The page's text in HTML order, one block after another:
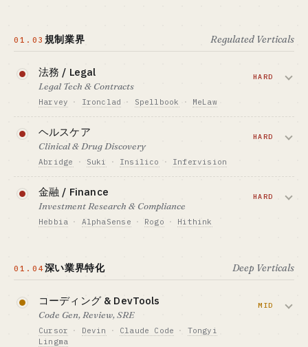
ベンチマーク · BENCHMARK
向いている人 · BEST FIT
ネット感度の高いひとり・コミュニティ運営
向きに強い人
詳しく読む →
GTM · 売り方
ベンチマーク · BENCHMARK
Mercor の初期 ARR ~$75M
向いている人 · BEST FIT
業界経験の厚い人（HR・採用のネットワーク
は検索の枠を超え、agent プラットフォー
必要資金の目安 · CAPITAL
$400K-4M
エンタープライズ営業 + シートライセンス
ベンチマーク · BENCHMARK
Glean $250M+ ARR · YoY +182% · $7.2B 評価
額
向いている人 · BEST FIT
業界経験の厚い人 + ひとりエンジニア（SMB
向け）
01.03 規制業界 Regulated Verticals
法務 / Legal
Legal Tech & Contracts
Harvey · Ironclad · Spellbook · MeLaw
ンスをカバーします。Harvey がトップ
100 法律事務所を押さえる一方、中堅事
務所や社内法務にはまだ空白がありま
必要資金の目安 · CAPITAL
$400K-4M + 法律事務所との関係
2M
向いている人 · BEST FIT
業界経験の厚い人（法律事務所の人脈がある
人）
HARD
ヘルスケア
Clinical & Drug Discovery
Abridge · Suki · Insilico · Infervision
準ケアです。HIPAA 準拠が必須で、病院
の営業サイクルは 18〜24 か月に及びま
す。
$4M+ · HIPAA / 臨床コンプライアンス対応
病院営業 · ACV $500K-5M
ベンチマーク · BENCHMARK
を受賞
HARD
金融 / Finance
Investment Research & Compliance
Hebbia · AlphaSense · Rogo · Hithink
断、業界人脈が欠かせない。
必要資金の目安 · CAPITAL
$1.5-4M + 金融業界の人脈
GTM · 売り方
シート $20K-50K/年 + KYC
HARD
01.04深い業界特化 Deep Verticals
コーディング & DevTools
Code Gen, Review, SRE
Cursor · Devin · Claude Code ·
Tongyi
Lingma
MID